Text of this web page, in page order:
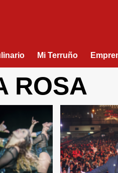
Mi Terruño
ROSA